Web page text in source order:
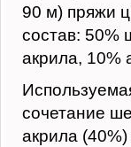
90 м) пряжи
состав: 50%
акрила, 10%
сочетание
акрила